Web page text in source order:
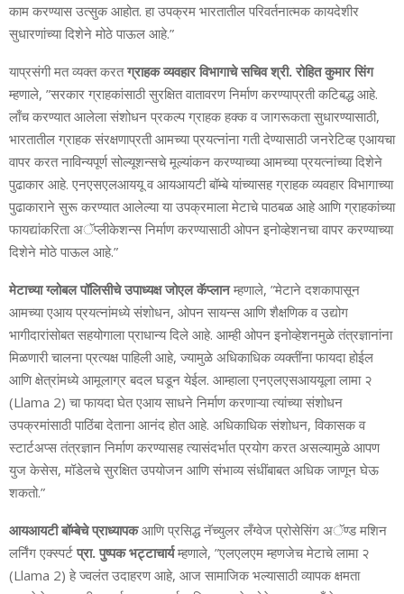
काम करण्‍यास उत्‍सुक आहोत. हा उपक्रम भारतातील परिवर्तनात्‍मक कायदेशीर
सुधारणांच्‍या दिशेने मोठे पाऊल आहे.”
याप्रसंगी मत व्‍यक्‍त करतग्राहक व्‍यवहार विभागाचे सचिव श्री. रोहित कुमार सिंग
म्‍हणाले, ”सरकार ग्राहकांसाठी सुरक्षित वातावरण निर्माण करण्‍याप्रती कटिबद्ध आहे.
लाँच करण्‍यात आलेला संशोधन प्रकल्‍प ग्राहक हक्‍क व जागरूकता सुधारण्‍यासाठी,
भारतातील ग्राहक संरक्षणाप्रती आमच्‍या प्रयत्‍नांना गती देण्‍यासाठी जनरेटिव्‍ह एआयचा
वापर करत नाविन्‍यपूर्ण सोल्‍यूशन्‍सचे मूल्‍यांकन करण्‍याच्‍या आमच्‍या प्रयत्‍नांच्‍या दिशेने
पुढाकार आहे. एनएसएलआययू व आयआयटी बॉम्‍बे यांच्‍यासह ग्राहक व्‍यवहार विभागाच्‍या
पुढाकाराने सुरू करण्‍यात आलेल्‍या या उपक्रमाला मेटाचे पाठबळ आहे आणि ग्राहकांच्‍या
फायद्यांकरिता अॅप्‍लीकेशन्‍स निर्माण करण्‍यासाठी ओपन इनोव्‍हेशनचा वापर करण्‍याच्‍या
दिशेने मोठे पाऊल आहे.”
मेटाच्‍या ग्‍लोबल पॉलिसीचे उपाध्‍यक्ष जोएल कॅप्‍लानम्‍हणाले, ”मेटाने दशकापासून
आमच्‍या एआय प्रयत्‍नांमध्‍ये संशोधन, ओपन सायन्‍स आणि शैक्षणिक व उद्योग
भागीदारांसोबत सहयोगाला प्राधान्‍य दिले आहे. आम्‍ही ओपन इनोव्‍हेशनमुळे तंत्रज्ञानांना
मिळणारी चालना प्रत्‍यक्ष पाहिली आहे, ज्‍यामुळे अधिकाधिक व्‍यक्‍तींना फायदा होईल
आणि क्षेत्रांमध्‍ये आमूलाग्र बदल घडून येईल. आम्‍हाला एनएलएसआययूला लामा २
(Llama 2) चा फायदा घेत एआय साधने निर्माण करणाऱ्या त्‍यांच्‍या संशोधन
उपक्रमांसाठी पाठिंबा देताना आनंद होत आहे. अधिकाधिक संशोधन, विकासक व
स्‍टार्टअप्‍स तंत्रज्ञान निर्माण करण्‍यासह त्‍यासंदर्भात प्रयोग करत असल्‍यामुळे आपण
युज केसेस, मॉडेलचे सुरक्षित उपयोजन आणि संभाव्‍य संधींबाबत अधिक जाणून घेऊ
शकतो.”
आयआयटी बॉम्‍बेचे प्राध्‍यापकआणि प्रसिद्ध नॅच्‍युलर लँग्‍वेज प्रोसेसिंग अॅण्‍ड मशिन
लर्निंग एक्‍स्‍पर्ट प्रा. पुष्‍पक भट्टाचार्यम्‍हणाले, ”एलएलएम म्‍हणजेच मेटाचे लामा २
(Llama 2) हे ज्‍वलंत उदाहरण आहे, आज सामाजिक भल्‍यासाठी व्‍यापक क्षमता